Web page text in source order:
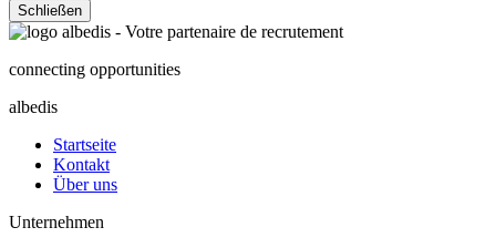
Schließen
connecting opportunities
albedis
Startseite
Kontakt
Über uns
Unternehmen